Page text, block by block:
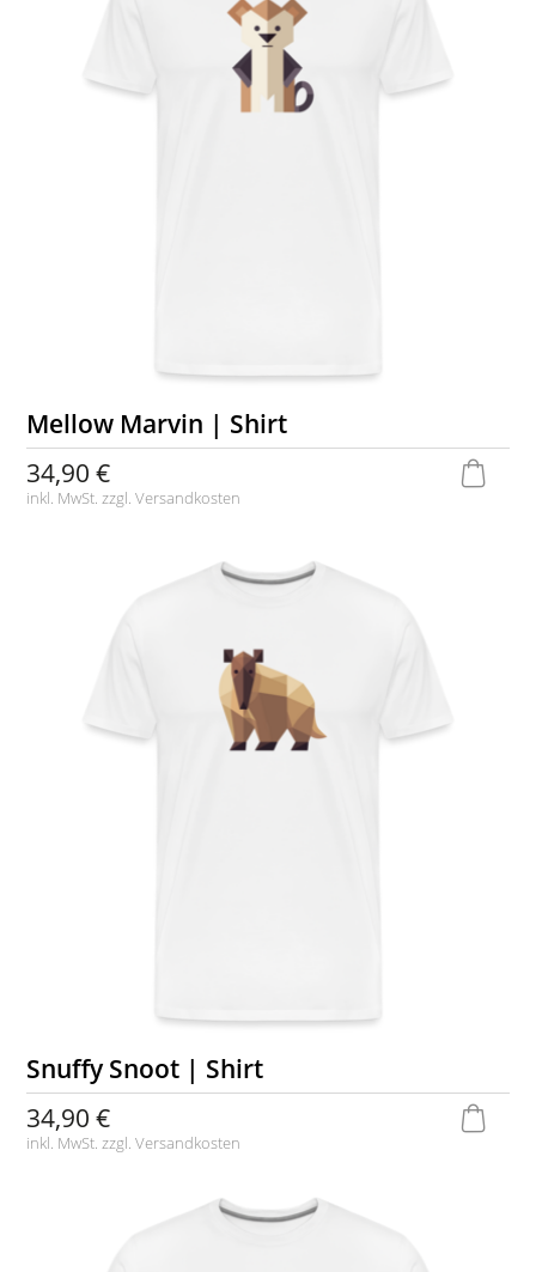
Mellow Marvin | Shirt
34,90 €
inkl. MwSt. zzgl.Versandkosten
Snuffy Snoot | Shirt
34,90 €
inkl. MwSt. zzgl.Versandkosten